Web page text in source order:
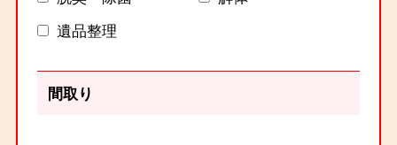
遺品整理
間取り